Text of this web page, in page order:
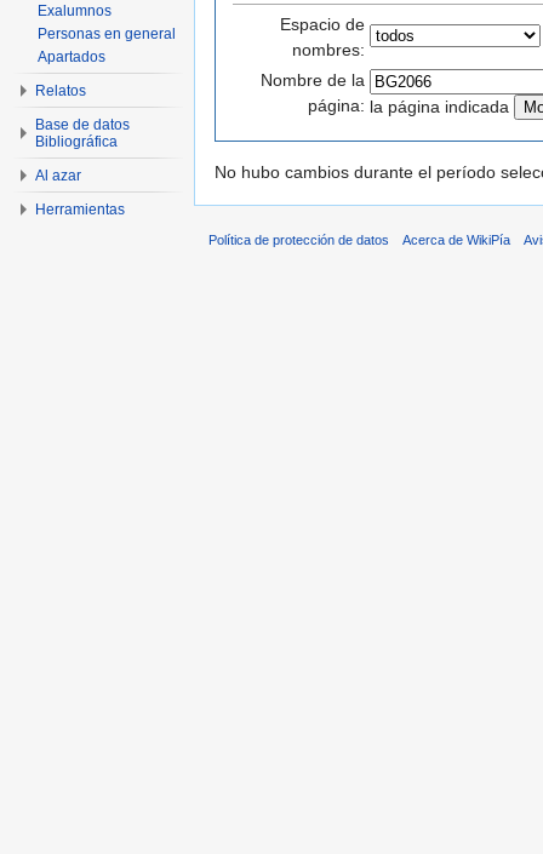
Espacio de
nombres:
Nombre de la
página: la página indicada
No hubo cambios durante el período
Exalumnos
Personas en general
Apartados
Relatos
Base de datos
Bibliográfica
Al azar
Herramientas
Política de protección de datos Acerca de WikiPía